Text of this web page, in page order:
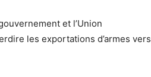
et l’Union
les exportations d’armes vers